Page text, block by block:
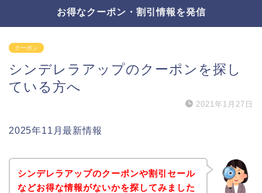
お得なクーポン・割引情報を発信
クーポン
シンデレラアップのクーポンを探し
ている方へ
2021年1月27日
2025年11月最新情報
シンデレラアップのクーポンや割引セール
などお得な情報がないかを探してみました